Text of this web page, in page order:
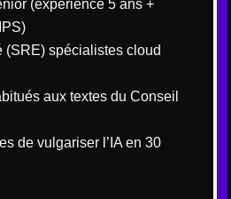
(expérience 5 ans +
(SRE) spécialistes cloud
aux textes du Conseil
de vulgariser l’IA en 30